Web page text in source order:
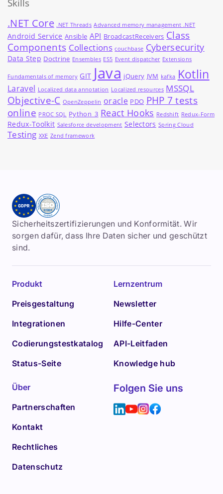
Skills
.NET Core .NET Threads Advanced memory management .NET
Android Service Ansible API BroadcastReceivers Class
Components Collections couchbase Cybersecurity
Data Step Doctrine Ensembles ES5 Event dispatcher Extensions
Fundamentals of memory GIT Java jQuery JVM kafka Kotlin
Laravel Localized data annotation Localized resources MSSQL
Objective-C OpenZeppelin oracle PDO PHP 7 tests
online PROC SQL Python_3 React Hooks Redshift Redux-Form
Redux-Toolkit Salesforce development Selectors Spring Cloud
Testing XXE Zend framework
Sicherheitszertifizierungen und Konformität. Wir
sorgen dafür, dass Ihre Daten sicher und geschützt
sind.
Produkt
Preisgestaltung
Integrationen
Codierungstestkatalog
Status-Seite
Lernzentrum
Newsletter
Hilfe-Center
API-Leitfaden
Knowledge hub
Über
Partnerschaften
Kontakt
Rechtliches
Datenschutz
Folgen Sie uns